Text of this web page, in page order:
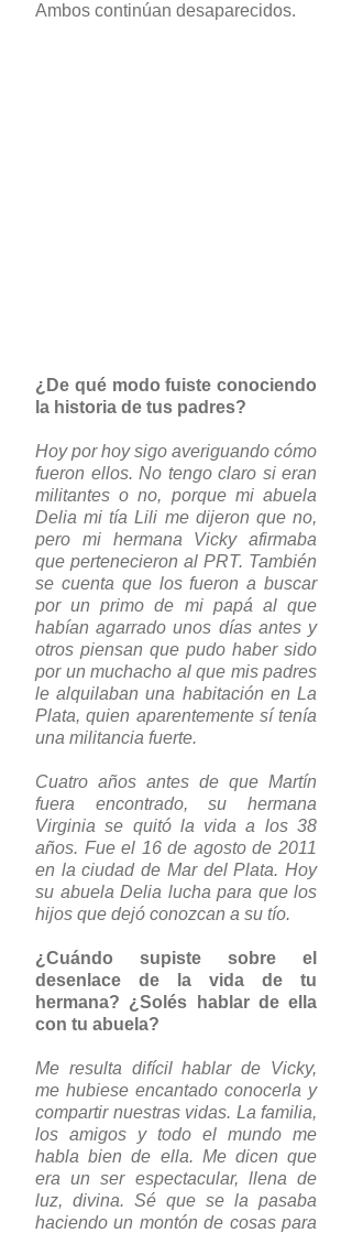
Ambos continúan desaparecidos.
¿De qué modo fuiste conociendo
la historia de tus padres?
Hoy por hoy sigo averiguando cómo
fueron ellos. No tengo claro si eran
militantes o no, porque mi abuela
Delia mi tía Lili me dijeron que no,
pero mi hermana Vicky afirmaba
que pertenecieron al PRT. También
se cuenta que los fueron a buscar
por un primo de mi papá al que
habían agarrado unos días antes y
otros piensan que pudo haber sido
por un muchacho al que mis padres
le alquilaban una habitación en La
Plata, quien aparentemente sí tenía
una militancia fuerte.
Cuatro años antes de que Martín
fuera encontrado, su hermana
Virginia se quitó la vida a los 38
años. Fue el 16 de agosto de 2011
en la ciudad de Mar del Plata. Hoy
su abuela Delia lucha para que los
hijos que dejó conozcan a su tío.
¿Cuándo supiste sobre el
desenlace de la vida de tu
hermana? ¿Solés hablar de ella
con tu abuela?
Me resulta difícil hablar de Vicky,
me hubiese encantado conocerla y
compartir nuestras vidas. La familia,
los amigos y todo el mundo me
habla bien de ella. Me dicen que
era un ser espectacular, llena de
luz, divina. Sé que se la pasaba
haciendo un montón de cosas para